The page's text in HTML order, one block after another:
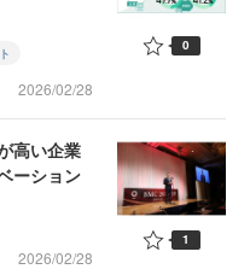
2026/02/28
0
高い企業
ーション
2026/02/28
1